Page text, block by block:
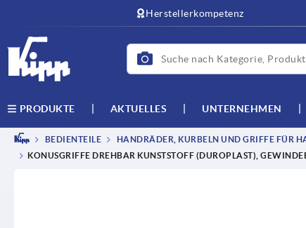
Herstellerkompetenz
PRODUKTE AKTUELLES UNTERNEHMEN
BEDIENTEILE HANDRÄDER, KURBELN UND GRIFFE FÜR
KONUSGRIFFE DREHBAR KUNSTSTOFF (DUROPLAST),